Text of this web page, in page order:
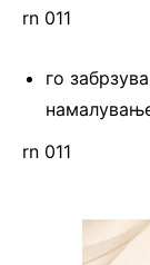
rn 011
го
rn 011